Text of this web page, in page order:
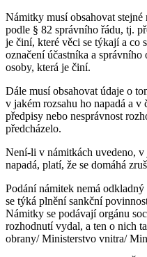
Námitky musí obsahovat
podle § 82 správního řádu, tj.
je činí, které věci se týkají a co
označení účastníka a
osoby, která je činí.
Dále musí obsahovat údaje o
v jakém rozsahu ho napadá a
předpisy nebo nesprávnost
předcházelo.
Není-li v námitkách uvedeno,
napadá, platí, že se domáhá
Podání námitek nemá
se týká plnění sankční
Námitky se podávají orgánu
rozhodnutí vydal, a ten o nich
obrany/ Ministerstvo vnitra/